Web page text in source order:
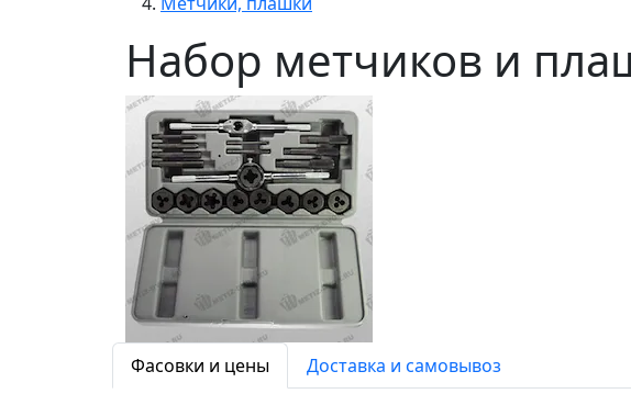
Набор метчиков и
Фасовки и цены Доставка и самовывоз